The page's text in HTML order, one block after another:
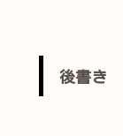
後書き